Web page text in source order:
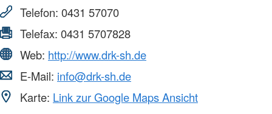
Telefon: 0431 57070
Telefax: 0431 5707828
Web: http://www.drk-sh.de
E-Mail: info@drk-sh.de
Karte: Link zur Google Maps Ansicht